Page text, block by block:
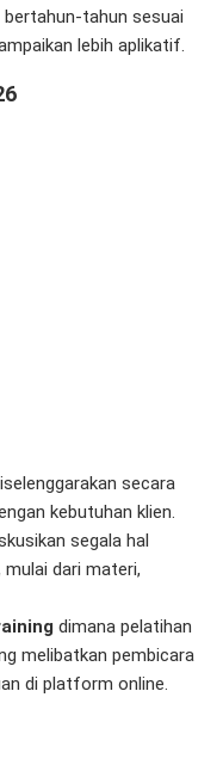
tahun sesuai
lebih aplikatif.
secara
kebutuhan klien.
segala hal
dari materi,
dimana pelatihan
melibatkan pembicara
di platform online.